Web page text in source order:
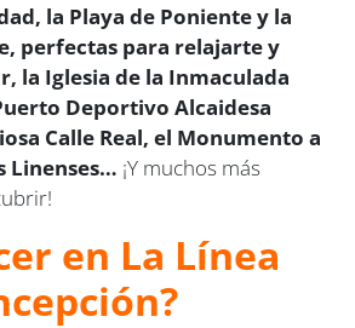
la Playa de Poniente y la
perfectas para relajarte y
la Iglesia de la Inmaculada
Deportivo Alcaidesa
Calle Real, el Monumento a
Linenses… ¡Y muchos más
en La Línea